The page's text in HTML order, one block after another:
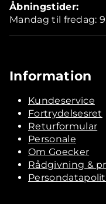
Åbningstider:
Mandag til fredag:
Information
Kundeservice
Fortrydelsesret
Returformular
Personale
Om Goecker
Rådgivning &